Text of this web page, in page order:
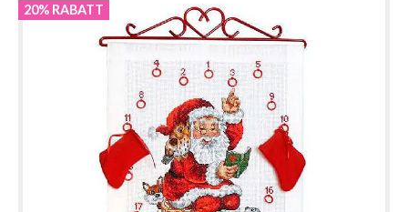
20% RABATT